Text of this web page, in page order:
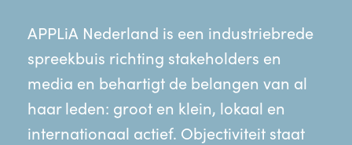
APPLiA Nederland is een industriebrede
spreekbuis richting stakeholders en
media en behartigt de belangen van al
haar leden: groot en klein, lokaal en
internationaal actief. Objectiviteit staat